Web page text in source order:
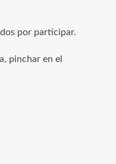
por participar.
pinchar en el